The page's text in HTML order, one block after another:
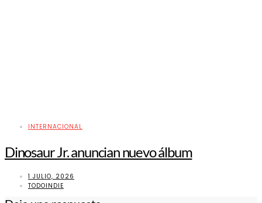
INTERNACIONAL
Dinosaur Jr. anuncian nuevo álbum
1 JULIO, 2026
TODOINDIE